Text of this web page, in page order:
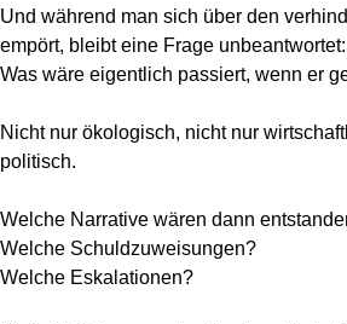
Und während man sich über den
empört, bleibt eine Frage unbeantwortet:
Was wäre eigentlich passiert, wenn er
Nicht nur ökologisch, nicht nur
politisch.
Welche Narrative wären dann
Welche Schuldzuweisungen?
Welche Eskalationen?